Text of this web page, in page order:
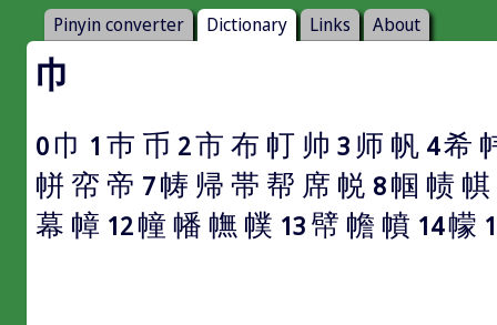
Pinyin converter Dictionary Links About
巾
0巾 1 巿 币 2市 布 帄 帅 3 师 帆 4希
帡帟 帝 7帱 帰 帯 帮 席 帨 8帼 帻 帺
幕 幛 12幢 幡 幠 幞 13幦 幨 幩 14幪